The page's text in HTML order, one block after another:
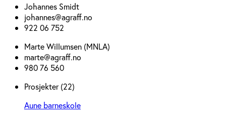
Johannes Smidt
johannes@agraff.no
922 06 752
Marte Willumsen (MNLA)
marte@agraff.no
980 76 560
Prosjekter (22)
Aune barneskole